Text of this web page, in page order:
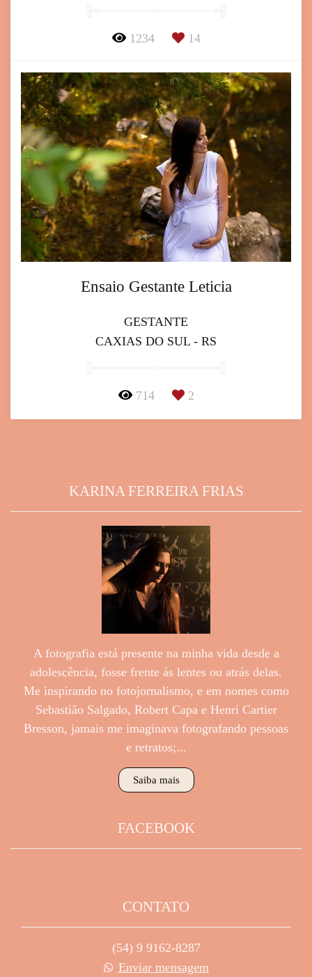
1234 14
Ensaio Gestante Leticia
GESTANTE
CAXIAS DO SUL - RS
714 2
KARINA FERREIRA FRIAS
A fotografia está presente na minha vida desde a
adolescência, fosse frente ás lentes ou atrás delas.
Me inspirando no fotojornalismo, e em nomes como
Sebastião Salgado, Robert Capa e Henri Cartier
Bresson, jamais me imaginava fotografando pessoas
e retratos;...
Saiba mais
FACEBOOK
CONTATO
(54) 9 9162-8287
Enviar mensagem